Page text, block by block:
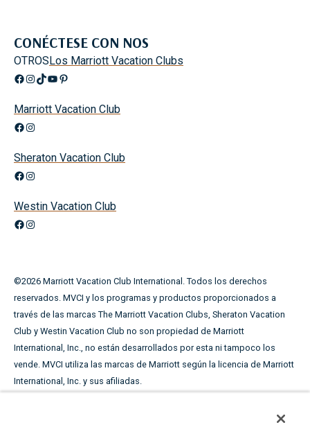
CONÉCTESE CON NOS
OTROSLos Marriott Vacation Clubs
Facebook
Instagram
TikTok
YouTube
Pinterest
Marriott Vacation Club
Facebook
Instagram
Sheraton Vacation Club
Facebook
Instagram
Westin Vacation Club
Facebook
Instagram
©2026 Marriott Vacation Club International. Todos los derechos
reservados. MVCI y los programas y productos proporcionados a
través de las marcas The Marriott Vacation Clubs, Sheraton Vacation
Club y Westin Vacation Club no son propiedad de Marriott
International, Inc., no están desarrollados por esta ni tampoco los
vende. MVCI utiliza las marcas de Marriott según la licencia de Marriott
International, Inc. y sus afiliadas.